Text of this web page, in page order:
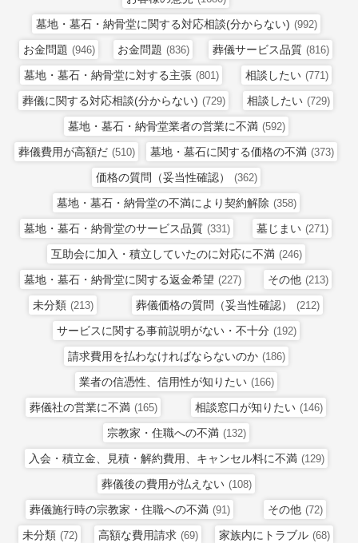
墓地・墓石・納骨堂に関する対応相談(分からない) (992)
お金問題 (946) お金問題 (836) 葬儀サービス品質 (816)
墓地・墓石・納骨堂に対する主張 (801) 相談したい (771)
葬儀に関する対応相談(分からない) (729) 相談したい (729)
墓地・墓石・納骨堂業者の営業に不満 (592)
葬儀費用が高額だ (510) 墓地・墓石に関する価格の不満 (373)
価格の質問（妥当性確認） (362)
墓地・墓石・納骨堂の不満により契約解除 (358)
墓地・墓石・納骨堂のサービス品質 (331) 墓じまい (271)
互助会に加入・積立していたのに対応に不満 (246)
墓地・墓石・納骨堂に関する返金希望 (227) その他 (213)
未分類 (213) 葬儀価格の質問（妥当性確認） (212)
サービスに関する事前説明がない・不十分 (192)
請求費用を払わなければならないのか (186)
業者の信憑性、信用性が知りたい (166)
葬儀社の営業に不満 (165) 相談窓口が知りたい (146)
宗教家・住職への不満 (132)
入会・積立金、見積・解約費用、キャンセル料に不満 (129)
葬儀後の費用が払えない (108)
葬儀施行時の宗教家・住職への不満 (91) その他 (72)
未分類 (72) 高額な費用請求 (69) 家族内にトラブル (68)